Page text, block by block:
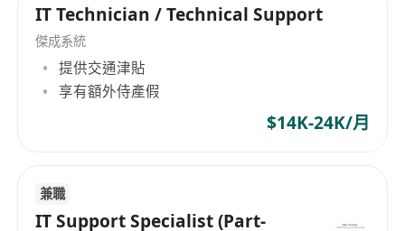
IT Technician / Technical Support
傑成系統
提供交通津貼
享有額外侍產假
$14K-24K/月
兼職
IT Support Specialist (Part-